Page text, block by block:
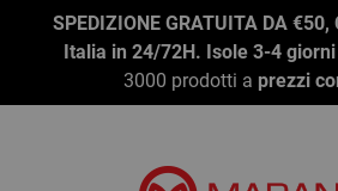
SPEDIZIONE GRATUITA DA
Italia in 24/72H. Isole 3-4
3000 prodotti a prezzi